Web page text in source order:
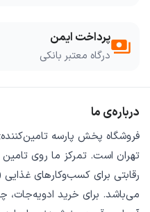
paymentsپرداخت ایمن
درگاه معتبر بانکی
درباره‌ی ما
فروشگاه پخش پارسه
تهران است. تمرکز ما روی
رقابتی برای کسب‌وکارهای غذایی
می‌باشد. برای خرید ادویه‌جات،